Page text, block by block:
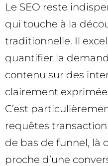
Le SEO reste
qui touche à la
traditionnelle. Il
quantifier la
contenu sur des
clairement
C’est
requêtes
de bas de funnel, là
proche d’une